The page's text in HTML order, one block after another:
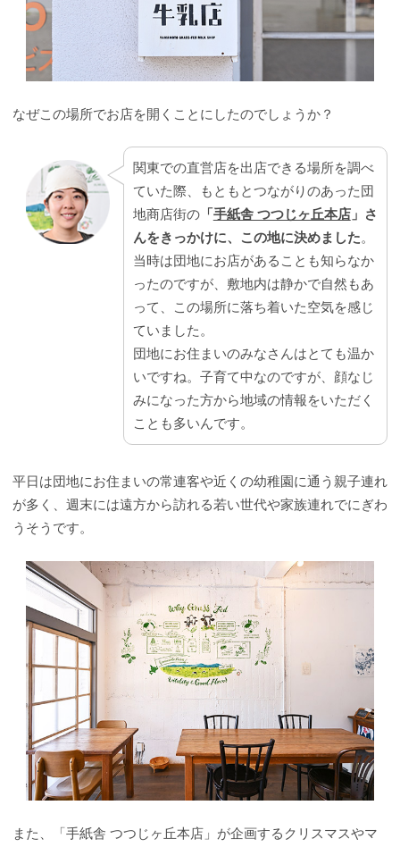
なぜこの場所でお店を開くことにしたのでしょうか？
関東での直営店を出店できる場所を調べ
ていた際、もともとつながりのあった団
地商店街の「手紙舎 つつじヶ丘本店」さ
んをきっかけに、この地に決めました。
当時は団地にお店があることも知らなか
ったのですが、敷地内は静かで自然もあ
って、この場所に落ち着いた空気を感じ
ていました。
団地にお住まいのみなさんはとても温か
いですね。子育て中なのですが、顔なじ
みになった方から地域の情報をいただく
ことも多いんです。
平日は団地にお住まいの常連客や近くの幼稚園に通う親子連れ
が多く、週末には遠方から訪れる若い世代や家族連れでにぎわ
うそうです。
また、「手紙舎 つつじヶ丘本店」が企画するクリスマスやマ